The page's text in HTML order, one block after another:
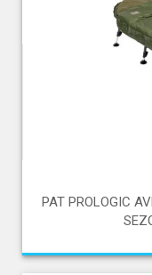
PAT PROLOGIC